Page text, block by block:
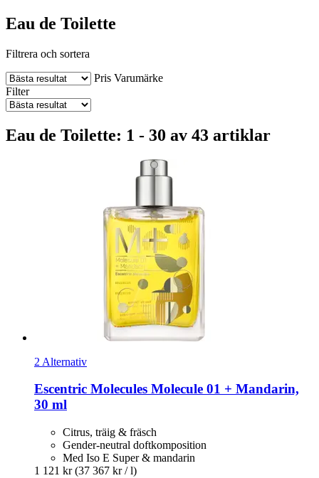
Eau de Toilette
Filtrera och sortera
Pris Varumärke
Filter
Eau de Toilette: 1 - 30 av 43 artiklar
2 Alternativ
Escentric Molecules Molecule 01 + Mandarin,
30 ml
Citrus, träig & fräsch
Gender-neutral doftkomposition
Med Iso E Super & mandarin
1 121 kr (37 367 kr / l)